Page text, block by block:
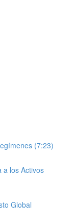
(7:23)
a los Activos
Global